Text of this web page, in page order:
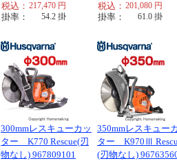
税込： 217,470 円
掛率： 54.2 掛
税込： 201,080 円
掛率： 61.0 掛
300mmレスキューカッ
ター K770 Rescue(刃
物なし) 967809101
350mmレスキュー
ター K970Ⅲ
(刃物なし)